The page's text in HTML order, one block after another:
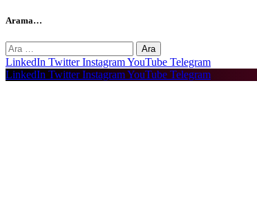
Arama…
Arama:
LinkedIn Twitter InstagramYouTube Telegram
LinkedIn Twitter InstagramYouTube Telegram